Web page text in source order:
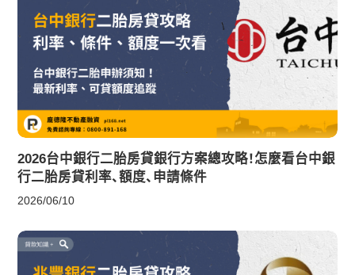
2026台中銀行二胎房貸銀行方案總攻略！怎麼看台中銀
行二胎房貸利率、額度、申請條件
2026/06/10